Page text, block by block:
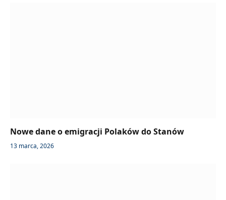
Nowe dane o emigracji Polaków do Stanów
13 marca, 2026